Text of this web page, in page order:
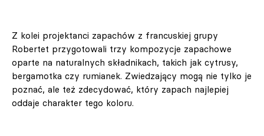
Z kolei projektanci zapachów z francuskiej grupy
Robertet przygotowali trzy kompozycje zapachowe
oparte na naturalnych składnikach, takich jak cytrusy,
bergamotka czy rumianek. Zwiedzający mogą nie tylko je
poznać, ale też zdecydować, który zapach najlepiej
oddaje charakter tego koloru.